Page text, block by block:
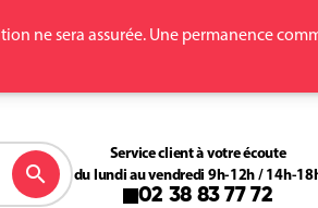
ne sera assurée. Une permanence
search
Service client à votre écoute
du lundi au vendredi 9h-12h / 14h-
02 38 83 77 72